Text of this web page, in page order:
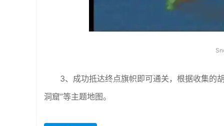
3、成功抵达终点旗帜即可通关，根据收集的
洞窟”等主题地图。